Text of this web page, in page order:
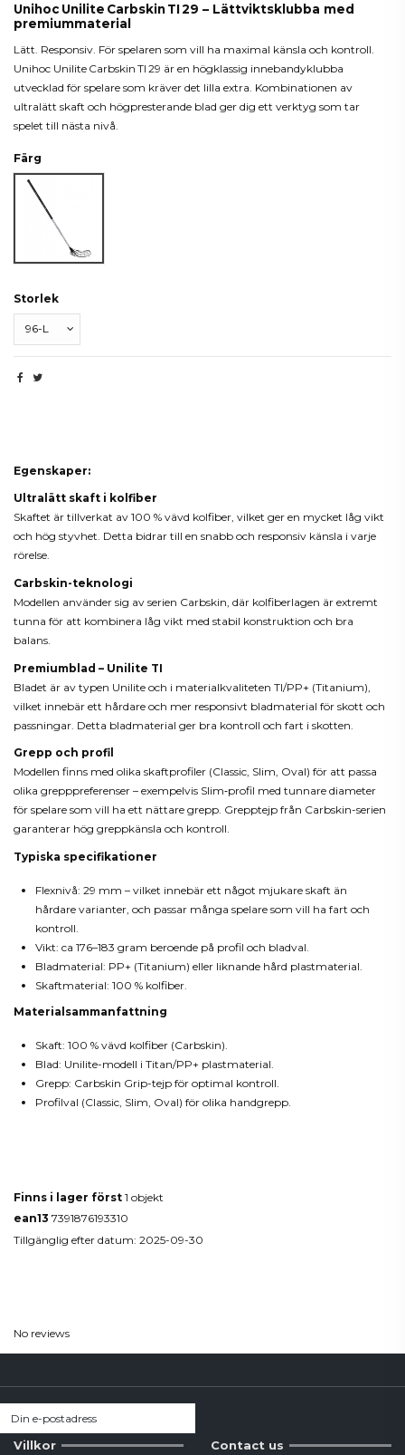
Unihoc Unilite Carbskin TI 29 – Lättviktsklubba med
premiummaterial
Lätt. Responsiv. För spelaren som vill ha maximal känsla och kontroll.
Unihoc Unilite Carbskin TI 29 är en högklassig innebandyklubba
utvecklad för spelare som kräver det lilla extra. Kombinationen av
ultralätt skaft och högpresterande blad ger dig ett verktyg som tar
spelet till nästa nivå.
Färg
Storlek
Egenskaper:
Ultralätt skaft i kolfiber
Skaftet är tillverkat av 100 % vävd kolfiber, vilket ger en mycket låg vikt
och hög styvhet. Detta bidrar till en snabb och responsiv känsla i varje
rörelse.
Carbskin-teknologi
Modellen använder sig av serien Carbskin, där kolfiberlagen är extremt
tunna för att kombinera låg vikt med stabil konstruktion och bra
balans.
Premiumblad – Unilite TI
Bladet är av typen Unilite och i materialkvaliteten TI/PP+ (Titanium),
vilket innebär ett hårdare och mer responsivt bladmaterial för skott och
passningar. Detta bladmaterial ger bra kontroll och fart i skotten.
Grepp och profil
Modellen finns med olika skaftprofiler (Classic, Slim, Oval) för att passa
olika grepppreferenser – exempelvis Slim‑profil med tunnare diameter
för spelare som vill ha ett nättare grepp. Grepptejp från Carbskin-serien
garanterar hög greppkänsla och kontroll.
Typiska specifikationer
Flexnivå: 29 mm – vilket innebär ett något mjukare skaft än
hårdare varianter, och passar många spelare som vill ha fart och
kontroll.
Vikt: ca 176–183 gram beroende på profil och bladval.
Bladmaterial: PP+ (Titanium) eller liknande hård plastmaterial.
Skaftmaterial: 100 % kolfiber.
Materialsammanfattning
Skaft: 100 % vävd kolfiber (Carbskin).
Blad: Unilite-modell i Titan/PP+ plastmaterial.
Grepp: Carbskin Grip-tejp för optimal kontroll.
Profilval (Classic, Slim, Oval) för olika handgrepp.
Finns i lager först 1 objekt
ean13 7391876193310
Tillgänglig efter datum: 2025-09-30
No reviews
Villkor Contact us